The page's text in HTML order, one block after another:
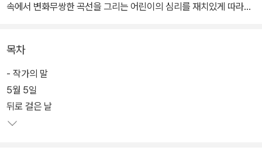
속에서 변화무쌍한 곡선을 그리는 어린이의 심리를 재치있게 따라잡
어린이들이 한번쯤 꿈꾸었을 반항, 그리고 그 반항이 유감없이 발휘
된 어느 특별한 날들의 일탈을 그리고 있다. '동생 찾아 삼만 리'의 형,
고양이 마을에서의 이상한 모험, 학원을 빼먹고 쥐 사냥을 하다 쥐와
나누는 교감, 엄마와 나의 신경전이 팽팽하게 펼쳐지는 이야기 등 어
목차
- 작가의 말
5월 5일
뒤로 걸은 날